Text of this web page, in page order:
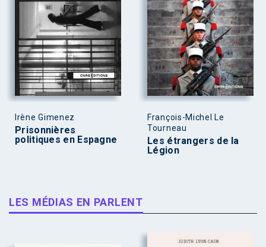
Irène Gimenez
Prisonnières
politiques en Espagne
François-Michel Le
Tourneau
Les étrangers de la
Légion
LES MÉDIAS EN PARLENT